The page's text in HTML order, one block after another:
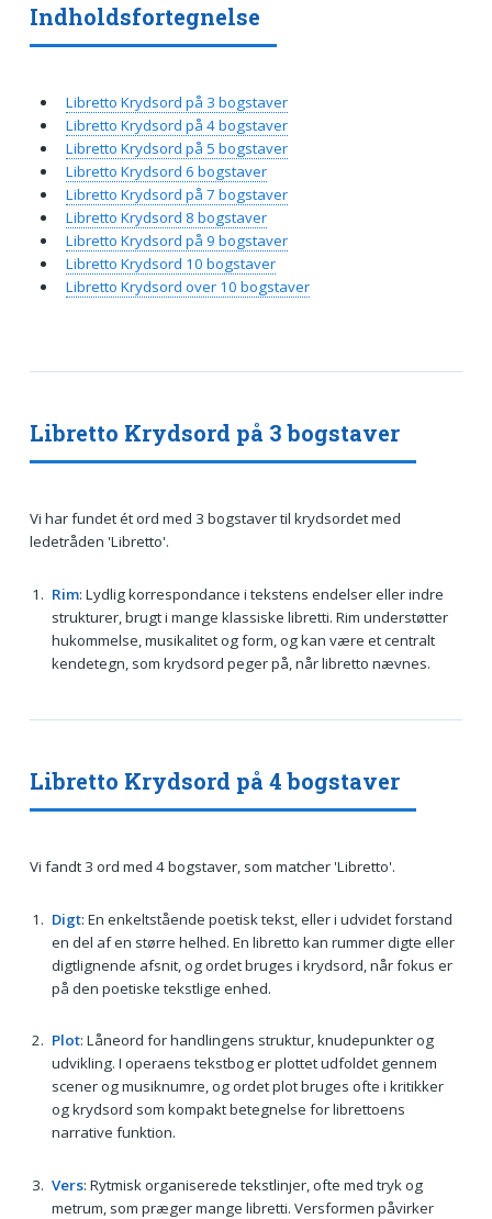
Libretto Krydsord på 3 bogstaver
Vi har fundet ét ord med 3 bogstaver til krydsordet med
ledetråden 'Libretto'.
Rim: Lydlig korrespondance i tekstens endelser eller indre
strukturer, brugt i mange klassiske libretti. Rim understøtter
hukommelse, musikalitet og form, og kan være et centralt
kendetegn, som krydsord peger på, når libretto nævnes.
Libretto Krydsord på 4 bogstaver
Vi fandt 3 ord med 4 bogstaver, som matcher 'Libretto'.
Digt: En enkeltstående poetisk tekst, eller i udvidet forstand
en del af en større helhed. En libretto kan rummer digte eller
digtlignende afsnit, og ordet bruges i krydsord, når fokus er
på den poetiske tekstlige enhed.
Plot: Låneord for handlingens struktur, knudepunkter og
udvikling. I operaens tekstbog er plottet udfoldet gennem
scener og musiknumre, og ordet plot bruges ofte i kritikker
og krydsord som kompakt betegnelse for librettoens
narrative funktion.
Vers: Rytmisk organiserede tekstlinjer, ofte med tryk og
metrum, som præger mange libretti. Versformen påvirker
Indholdsfortegnelse
Libretto Krydsord på 3 bogstaver
Libretto Krydsord på 4 bogstaver
Libretto Krydsord på 5 bogstaver
Libretto Krydsord 6 bogstaver
Libretto Krydsord på 7 bogstaver
Libretto Krydsord 8 bogstaver
Libretto Krydsord på 9 bogstaver
Libretto Krydsord 10 bogstaver
Libretto Krydsord over 10 bogstaver